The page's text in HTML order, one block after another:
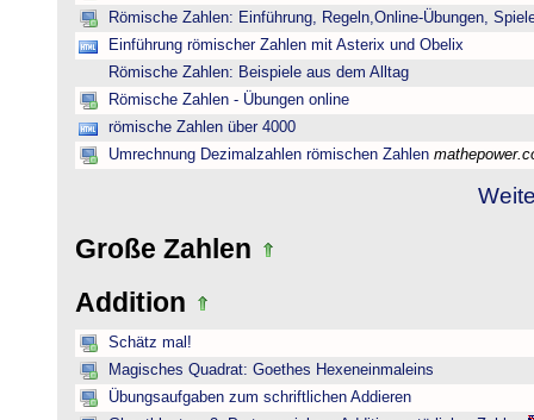
Römische Zahlen: Einführung, Regeln,Online-Übungen,
Einführung römischer Zahlen mit Asterix und Obelix
Römische Zahlen: Beispiele aus dem Alltag
Römische Zahlen - Übungen online
römische Zahlen über 4000
Umrechnung Dezimalzahlen römischen Zahlen
Große Zahlen
Addition
Schätz mal!
Magisches Quadrat: Goethes Hexeneinmaleins
Übungsaufgaben zum schriftlichen Addieren